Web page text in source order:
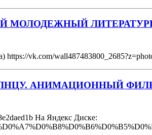
МОЛОДЕЖНЫЙ
vk.com/
АНИМАЦИОННЫЙ
На Яндекс Диске: